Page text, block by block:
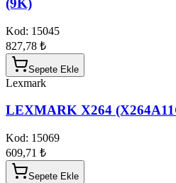
(9K)
Kod: 15045
827,78 ₺
Sepete Ekle
Lexmark
LEXMARK X264
Kod: 15069
609,71 ₺
Sepete Ekle